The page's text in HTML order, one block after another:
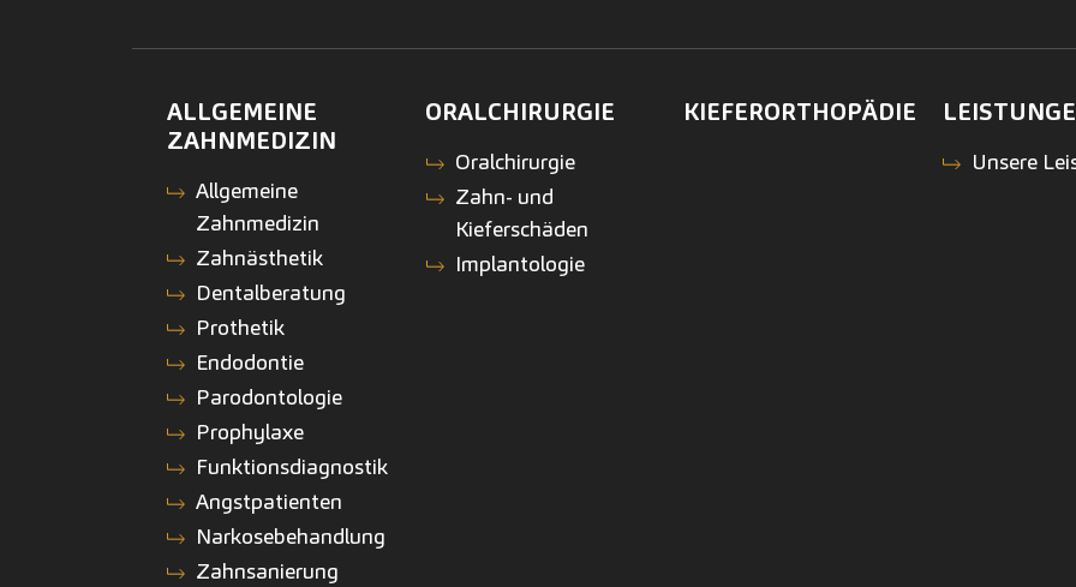
ALLGEMEINE
ZAHNMEDIZIN
Allgemeine
Zahnmedizin
Zahnästhetik
Dentalberatung
Prothetik
Endodontie
Parodontologie
Prophylaxe
Funktionsdiagnostik
Angstpatienten
Narkosebehandlung
Zahnsanierung
ORALCHIRURGIE
Oralchirurgie
Zahn- und
Kieferschäden
Implantologie
KIEFERORTHOPÄDIE
Unsere